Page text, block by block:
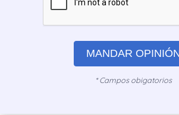
MANDAR
* Campos obigatorios